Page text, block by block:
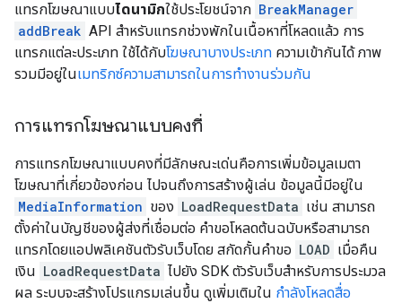
แทรกโฆษณาแบบไดนามิกใช้ประโยชน์จาก BreakManager
addBreak API สำหรับแทรกช่วงพักในเนื้อหาที่โหลดแล้ว การ
แทรกแต่ละประเภท ใช้ได้กับโฆษณาบางประเภท ความเข้ากันได้ ภาพ
รวมมีอยู่ในเมทริกซ์ความสามารถในการทำงานร่วมกัน
การแทรกโฆษณาแบบคงที่
การแทรกโฆษณาแบบคงที่มีลักษณะเด่นคือการเพิ่มข้อมูลเมตา
โฆษณาที่เกี่ยวข้องก่อน ไปจนถึงการสร้างผู้เล่น ข้อมูลนี้มีอยู่ใน
MediaInformation ของ LoadRequestData เช่น สามารถ
ตั้งค่าในบัญชีของผู้ส่งที่เชื่อมต่อ คำขอโหลดต้นฉบับหรือสามารถ
แทรกโดยแอปพลิเคชันตัวรับเว็บโดย สกัดกั้นคำขอ LOAD เมื่อคืน
เงิน LoadRequestData ไปยัง SDK ตัวรับเว็บสำหรับการประมวล
ผล ระบบจะสร้างโปรแกรมเล่นขึ้น ดูเพิ่มเติมใน กำลังโหลดสื่อ